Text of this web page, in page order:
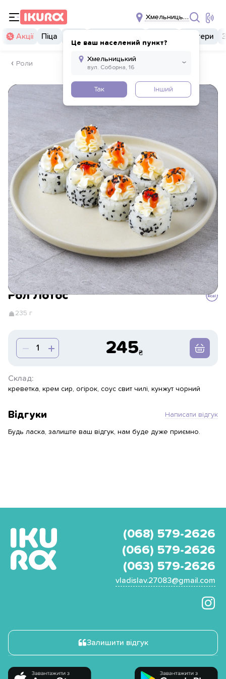
Хмельницький
Це ваш населений пункт?
Так Інший
Акції Піца Бургери
Роли
Рол Лотос
235 г
245
Склад:
креветка, крем сир, огірок, соус свит чилі, кунжут чорний
Відгуки Написати відгук
Будь ласка, залиште ваш відгук, нам буде дуже приємно.
(068) 579-2626
(066) 579-2626
(063) 579-2626
vladislav.27083@gmail.com
Залишити відгук